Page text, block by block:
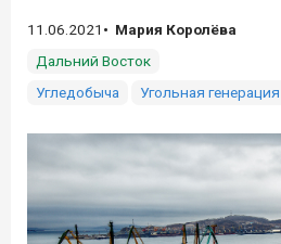
11.06.2021
Мария Королёва
Дальний Восток
Угледобыча
Угольная генерация